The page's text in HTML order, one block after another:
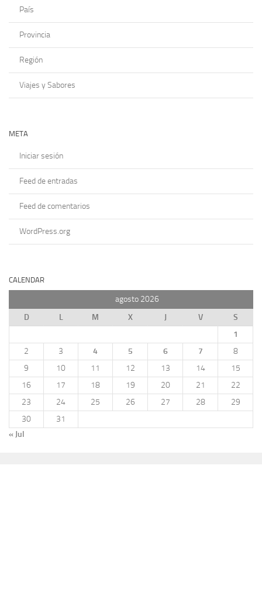
País
Provincia
Región
Viajes y Sabores
META
Iniciar sesión
Feed de entradas
Feed de comentarios
WordPress.org
CALENDAR
agosto 2026
D
L M X J V
S
1
2
3 4 5 6 7
8
9
10 11 12 13 14
15
16
17 18 19 20 21
22
23
24 25 26 27 28
29
30
31
« Jul